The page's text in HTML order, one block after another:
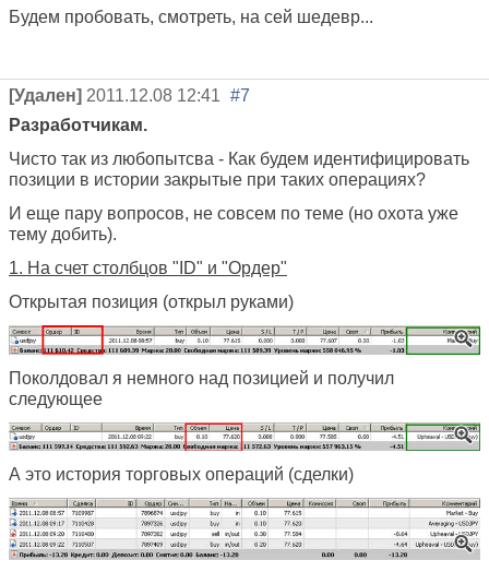
Будем пробовать, смотреть, на сей шедевр...
[Удален] 2011.12.08 12:41 #7
Разработчикам.
Чисто так из любопытсва - Как будем идентифицировать
позиции в истории закрытые при таких операциях?
И еще пару вопросов, не совсем по теме (но охота уже
тему добить).
1. На счет столбцов "ID" и "Ордер"
Открытая позиция (открыл руками)
Поколдовал я немного над позицией и получил
следующее
А это история торговых операций (сделки)